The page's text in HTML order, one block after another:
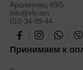
Аршакуняц 69/5
info@vlv.am
010-34-99-44
Принимаем к